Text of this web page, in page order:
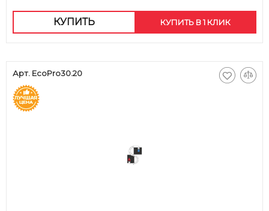
КУПИТЬ КУПИТЬ В 1 КЛИК
Арт. EcoPro30.20